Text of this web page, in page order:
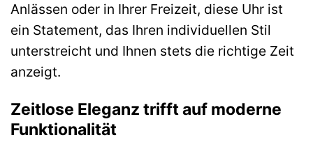
Anlässen oder in Ihrer Freizeit, diese Uhr ist
ein Statement, das Ihren individuellen Stil
unterstreicht und Ihnen stets die richtige Zeit
anzeigt.
Zeitlose Eleganz trifft auf moderne
Funktionalität